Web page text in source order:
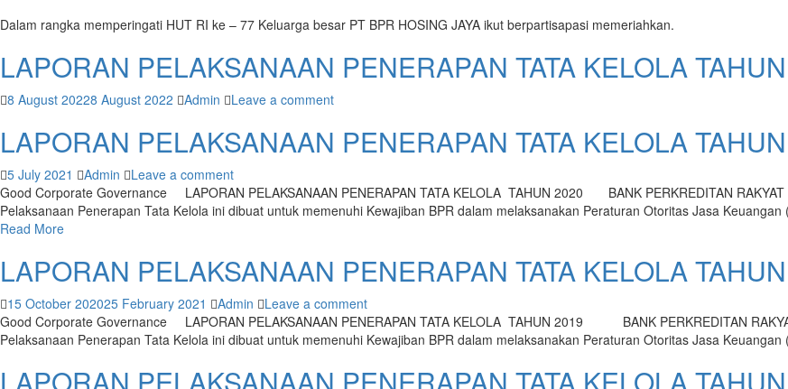
Dalam rangka memperingati HUT RI ke – 77 Keluarga besar PT BPR HOSING JAYA ikut berpartisapasi memeriahkan.
LAPORAN PELAKSANAAN PENERAPAN TATA KELOLA
8 August 20228 August 2022 Admin Leave a comment
LAPORAN PELAKSANAAN PENERAPAN TATA KELOLA
5 July 2021 Admin
Leave a comment
Good Corporate Governance LAPORAN PELAKSANAAN PENERAPAN TATA KELOLA TAHUN 2020 BANK PERKREDITAN
Pelaksanaan Penerapan Tata Kelola ini dibuat untuk memenuhi Kewajiban BPR dalam melaksanakan Peraturan Otoritas Jasa
Read More
LAPORAN PELAKSANAAN PENERAPAN TATA KELOLA
15 October 202025 February 2021 Admin
Leave a comment
Good Corporate Governance LAPORAN PELAKSANAAN PENERAPAN TATA KELOLA TAHUN 2019 BANK PERKREDITAN
Pelaksanaan Penerapan Tata Kelola ini dibuat untuk memenuhi Kewajiban BPR dalam melaksanakan Peraturan Otoritas Jasa